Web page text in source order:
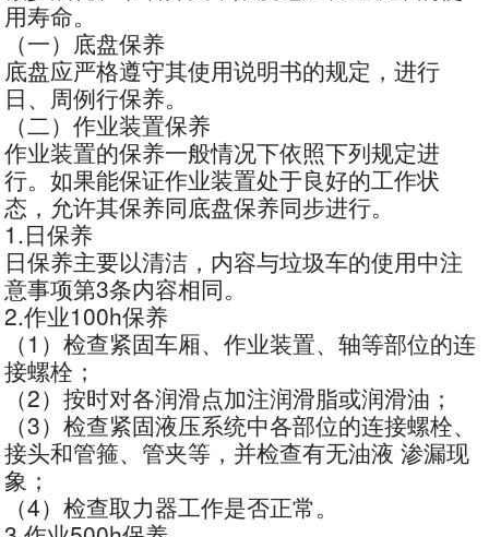
用寿命。
（一）底盘保养
底盘应严格遵守其使用说明书的规定，进行
日、周例行保养。
（二）作业装置保养
作业装置的保养一般情况下依照下列规定进
行。如果能保证作业装置处于良好的工作状
态，允许其保养同底盘保养同步进行。
1.日保养
日保养主要以清洁，内容与垃圾车的使用中注
意事项第3条内容相同。
2.作业100h保养
（1）检查紧固车厢、作业装置、轴等部位的连
接螺栓；
（2）按时对各润滑点加注润滑脂或润滑油；
（3）检查紧固液压系统中各部位的连接螺栓、
接头和管箍、管夹等，并检查有无油液 渗漏现
象；
（4）检查取力器工作是否正常。